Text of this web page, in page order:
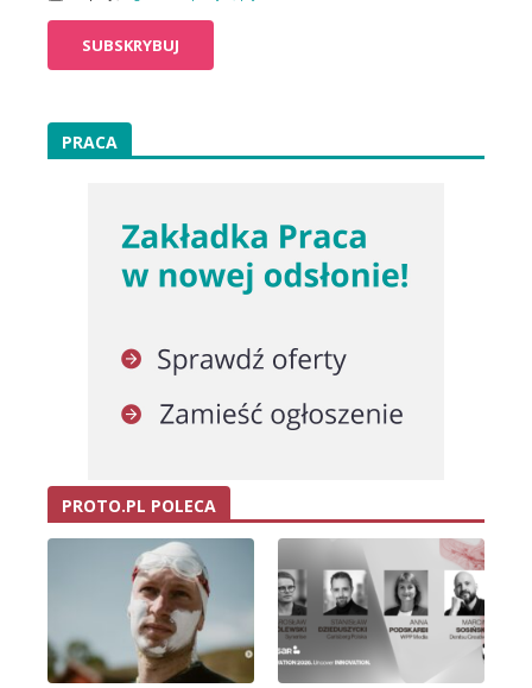
PRACA
PROTO.PL POLECA